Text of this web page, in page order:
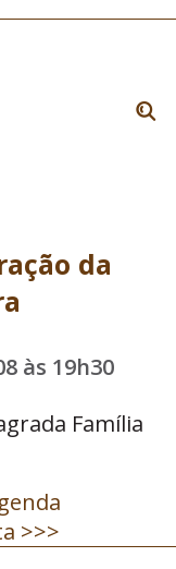
da
às 19h30
Família
>>>